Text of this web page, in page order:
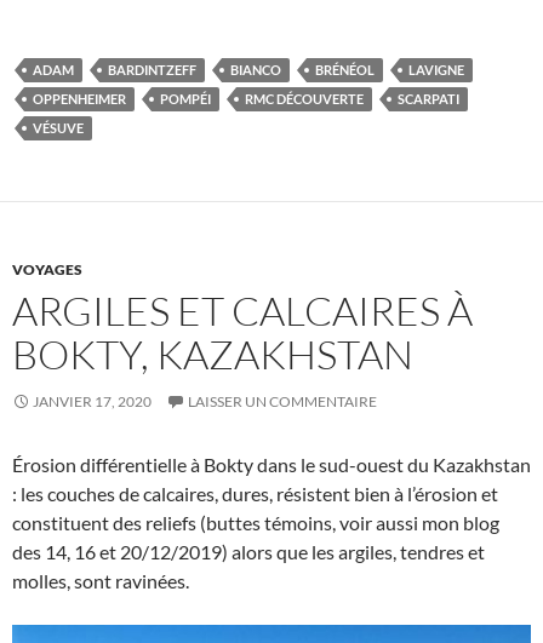
ADAM BARDINTZEFF BIANCO BRÉNÉOL
LAVIGNE
OPPENHEIMER
POMPÉI RMC DÉCOUVERTE
SCARPATI
VÉSUVE
VOYAGES
ARGILES ET CALCAIRES À
BOKTY, KAZAKHSTAN
JANVIER 17, 2020 LAISSER UN COMMENTAIRE
Érosion différentielle à Bokty dans le sud-ouest du Kazakhstan
: les couches de calcaires, dures, résistent bien à l’érosion et
constituent des reliefs (buttes témoins, voir aussi mon blog
des 14, 16 et 20/12/2019) alors que les argiles, tendres et
molles, sont ravinées.